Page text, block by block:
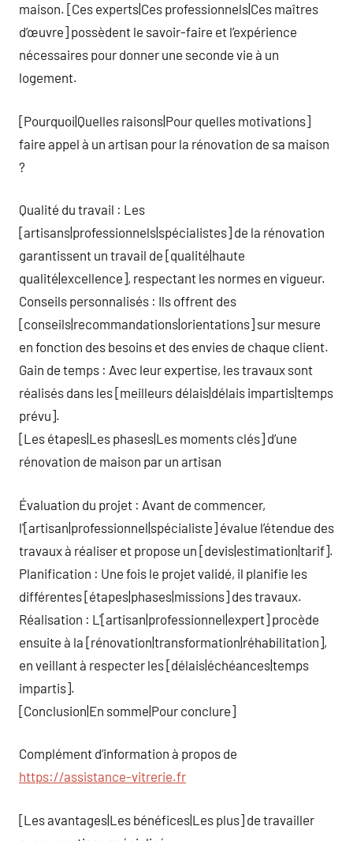
maison. [Ces experts|Ces professionnels|Ces maîtres
d’œuvre] possèdent le savoir-faire et l’expérience
nécessaires pour donner une seconde vie à un
logement.
[Pourquoi|Quelles raisons|Pour quelles motivations]
faire appel à un artisan pour la rénovation de sa maison
?
Qualité du travail : Les
[artisans|professionnels|spécialistes] de la rénovation
garantissent un travail de [qualité|haute
qualité|excellence], respectant les normes en vigueur.
Conseils personnalisés : Ils offrent des
[conseils|recommandations|orientations] sur mesure
en fonction des besoins et des envies de chaque client.
Gain de temps : Avec leur expertise, les travaux sont
réalisés dans les [meilleurs délais|délais impartis|temps
prévu].
[Les étapes|Les phases|Les moments clés] d’une
rénovation de maison par un artisan
Évaluation du projet : Avant de commencer,
l'[artisan|professionnel|spécialiste] évalue l’étendue des
travaux à réaliser et propose un [devis|estimation|tarif].
Planification : Une fois le projet validé, il planifie les
différentes [étapes|phases|missions] des travaux.
Réalisation : L'[artisan|professionnel|expert] procède
ensuite à la [rénovation|transformation|réhabilitation],
en veillant à respecter les [délais|échéances|temps
impartis].
[Conclusion|En somme|Pour conclure]
Complément d’information à propos de
https://assistance-vitrerie.fr
[Les avantages|Les bénéfices|Les plus] de travailler